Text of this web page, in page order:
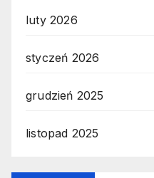
luty 2026
styczeń 2026
grudzień 2025
listopad 2025